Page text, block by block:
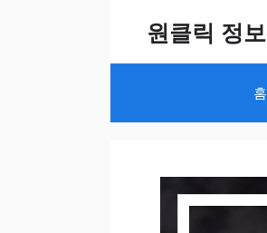
원클릭 정보
홈